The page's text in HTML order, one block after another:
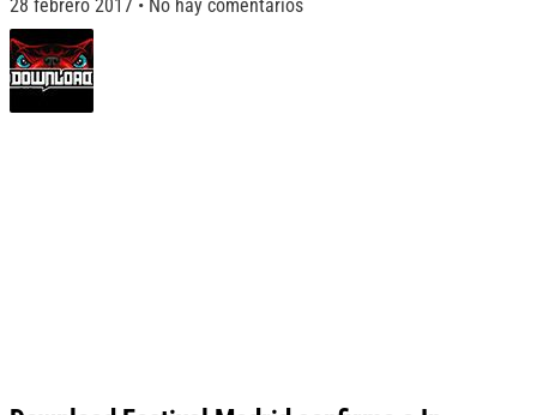
28 febrero 2017
No hay comentarios